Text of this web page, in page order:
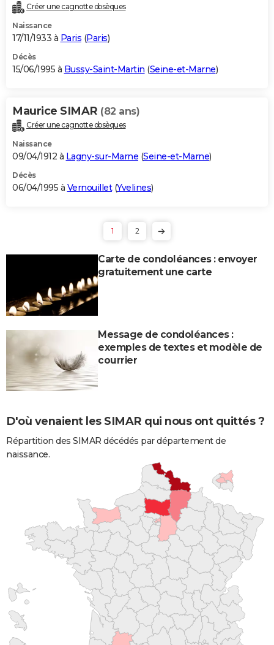
Créer une cagnotte obsèques
Naissance
17/11/1933 à Paris (Paris)
Décès
15/06/1995 à Bussy-Saint-Martin (Seine-et-Marne)
Maurice SIMAR (82 ans)
Créer une cagnotte obsèques
Naissance
09/04/1912 à Lagny-sur-Marne (Seine-et-Marne)
Décès
06/04/1995 à Vernouillet(Yvelines)
1 2
Carte de condoléances : envoyer
gratuitement une carte
Message de condoléances :
exemples de textes et modèle de
courrier
D'où venaient les SIMAR qui nous ont quittés ?
Répartition des SIMAR décédés par département de
naissance.